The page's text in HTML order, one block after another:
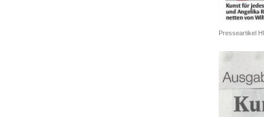
Presseartikel